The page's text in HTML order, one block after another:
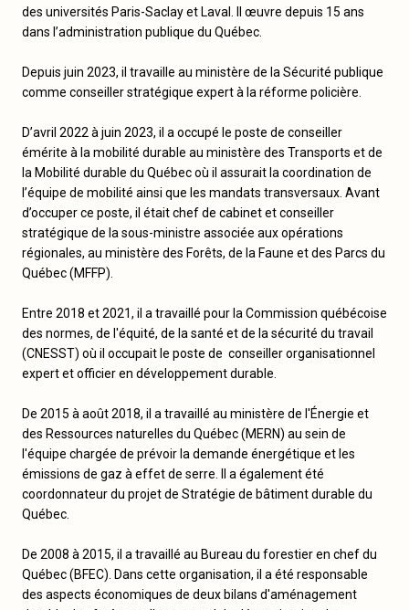
des universités Paris-Saclay et Laval. Il œuvre depuis 15 ans
dans l’administration publique du Québec.
Depuis juin 2023, il travaille au ministère de la Sécurité publique
comme conseiller stratégique expert à la réforme policière.
D’avril 2022 à juin 2023, il a occupé le poste de conseiller
émérite à la mobilité durable au ministère des Transports et de
la Mobilité durable du Québec où il assurait la coordination de
l’équipe de mobilité ainsi que les mandats transversaux. Avant
d’occuper ce poste, il était chef de cabinet et conseiller
stratégique de la sous-ministre associée aux opérations
régionales, au ministère des Forêts, de la Faune et des Parcs du
Québec (MFFP).
Entre 2018 et 2021, il a travaillé pour la Commission québécoise
des normes, de l'équité, de la santé et de la sécurité du travail
(CNESST) où il occupait le poste de conseiller organisationnel
expert et officier en développement durable.
De 2015 à août 2018, il a travaillé au ministère de l'Énergie et
des Ressources naturelles du Québec (MERN) au sein de
l'équipe chargée de prévoir la demande énergétique et les
émissions de gaz à effet de serre. Il a également été
coordonnateur du projet de Stratégie de bâtiment durable du
Québec.
De 2008 à 2015, il a travaillé au Bureau du forestier en chef du
Québec (BFEC). Dans cette organisation, il a été responsable
des aspects économiques de deux bilans d'aménagement